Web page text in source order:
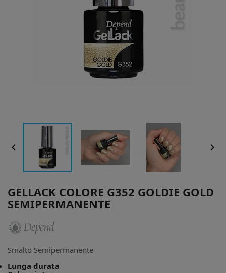
 
GELLACK COLORE G352 GOLDIE GOLD
SEMIPERMANENTE
Smalto Semipermanente
Lunga durata